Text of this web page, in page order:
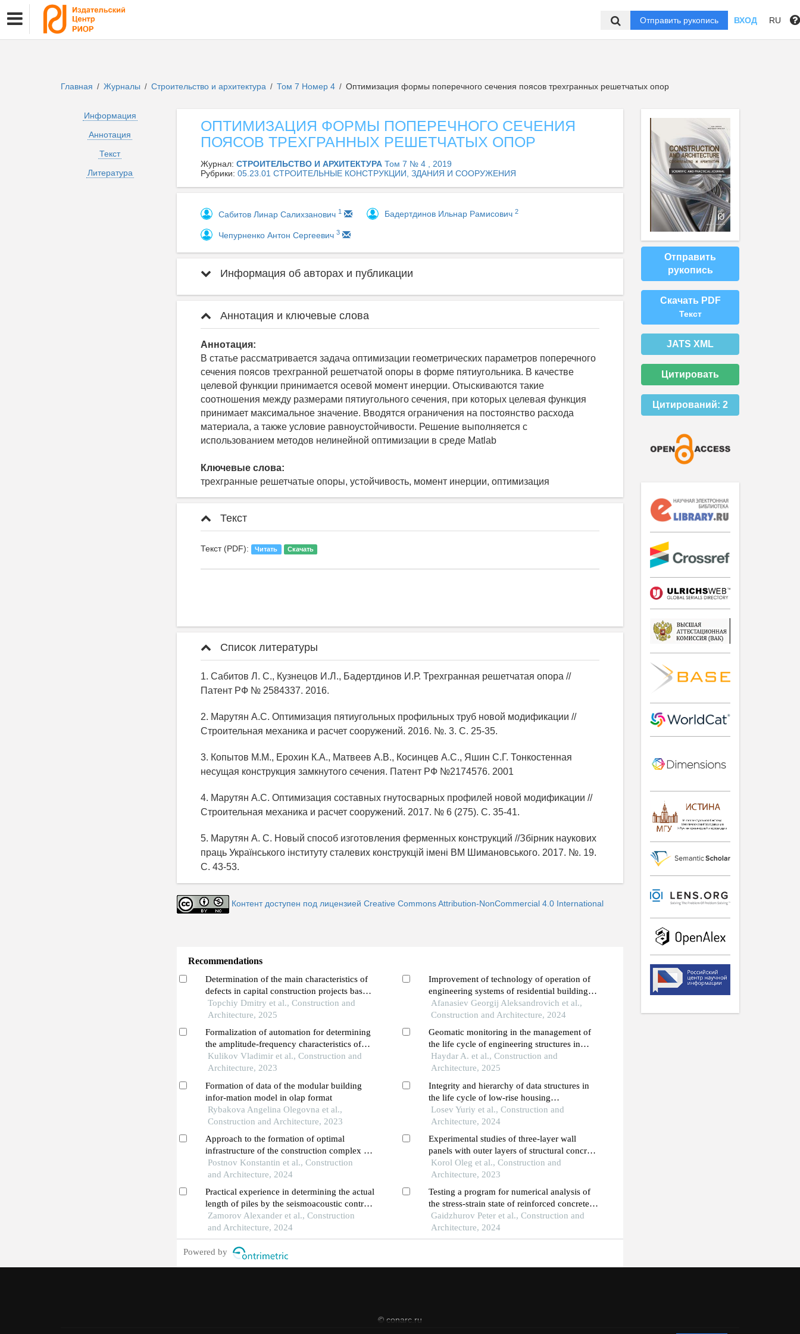
Отправить рукопись ВХОД RU
Главная / Журналы / Строительство и архитектура / Том 7 Номер 4 / Оптимизация формы поперечного сечения поясов трехгранных решетчатых опор
Информация
Аннотация
Текст
Литература
ОПТИМИЗАЦИЯ ФОРМЫ ПОПЕРЕЧНОГО СЕЧЕНИЯ
ПОЯСОВ ТРЕХГРАННЫХ РЕШЕТЧАТЫХ ОПОР
Журнал: СТРОИТЕЛЬСТВО И АРХИТЕКТУРА Том 7 № 4 , 2019
Рубрики: 05.23.01 СТРОИТЕЛЬНЫЕ КОНСТРУКЦИИ, ЗДАНИЯ И СООРУЖЕНИЯ
Сабитов Линар Салихзанович 1 Бадертдинов Ильнар Рамисович 2
Чепурненко Антон Сергеевич 3
Информация об авторах и публикации
Аннотация и ключевые слова
Аннотация:
В статье рассматривается задача оптимизации геометрических параметров поперечного
сечения поясов трехгранной решетчатой опоры в форме пятиугольника. В качестве
целевой функции принимается осевой момент инерции. Отыскиваются такие
соотношения между размерами пятиугольного сечения, при которых целевая функция
принимает максимальное значение. Вводятся ограничения на постоянство расхода
материала, а также условие равноустойчивости. Решение выполняется с
использованием методов нелинейной оптимизации в среде Matlab
Ключевые слова:
трехгранные решетчатые опоры, устойчивость, момент инерции, оптимизация
Текст
Текст (PDF): Читать Скачать
Список литературы
1. Сабитов Л. С., Кузнецов И.Л., Бадертдинов И.Р. Трехгранная решетчатая опора //
Патент РФ № 2584337. 2016.
2. Марутян А.С. Оптимизация пятиугольных профильных труб новой модификации //
Строительная механика и расчет сооружений. 2016. №. 3. С. 25-35.
3. Копытов М.М., Ерохин К.А., Матвеев А.В., Косинцев А.С., Яшин С.Г. Тонкостенная
несущая конструкция замкнутого сечения. Патент РФ №2174576. 2001
4. Марутян А.С. Оптимизация составных гнутосварных профилей новой модификации //
Строительная механика и расчет сооружений. 2017. № 6 (275). С. 35-41.
5. Марутян А. С. Новый способ изготовления ферменных конструкций //Збірник наукових
праць Українського інституту сталевих конструкцій імені ВМ Шимановського. 2017. №. 19.
С. 43-53.
Контент доступен под лицензией Creative Commons Attribution-NonCommercial 4.0 International
Recommendations
Determination of the main characteristics of
defects in capital construction projects based
on data obtained as a result of
photogrammetry
Topchiy Dmitry et al., Construction and
Architecture, 2025
Formalization of automation for determining
the amplitude-frequency characteristics of
building elements
Kulikov Vladimir et al., Construction and
Architecture, 2023
Formation of data of the modular building
infor-mation model in olap format
Rybakova Angelina Olegovna et al.,
Construction and Architecture, 2023
Approach to the formation of optimal
infrastructure of the construction complex of
the republic of dagestan using cluster
analysis
Postnov Konstantin et al., Construction
and Architecture, 2024
Practical experience in determining the actual
length of piles by the seismoacoustic control
method
Zamorov Alexander et al., Construction
and Architecture, 2024
Improvement of technology of operation of
engineering systems of residential buildings
based on the use of organizational and
technological modeling
Afanasiev Georgij Aleksandrovich et al.,
Construction and Architecture, 2024
Geomatic monitoring in the management of
the life cycle of engineering structures in
central iraq under desertification conditions
Haydar A. et al., Construction and
Architecture, 2025
Integrity and hierarchy of data structures in
the life cycle of low-rise housing
construction
Losev Yuriy et al., Construction and
Architecture, 2024
Experimental studies of three-layer wall
panels with outer layers of structural concrete
and a middle layer of low thermal
conductivity concrete
Korol Oleg et al., Construction and
Architecture, 2023
Testing a program for numerical analysis of
the stress-strain state of reinforced concrete
structures, taking into account the effect of
rapidly increasing creep of concrete
Gaidzhurov Peter et al., Construction and
Architecture, 2024
Powered by
Отправить
рукопись
Скачать PDF
Текст
JATS XML
Цитировать
Цитирований: 2
© conarc.ru